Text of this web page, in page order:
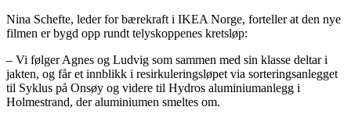
Nina Schefte, leder for bærekraft i IKEA Norge, forteller at den nye
filmen er bygd opp rundt telyskoppenes kretsløp:
– Vi følger Agnes og Ludvig som sammen med sin klasse deltar i
jakten, og får et innblikk i resirkuleringsløpet via sorteringsanlegget
til Syklus på Onsøy og videre til Hydros aluminiumanlegg i
Holmestrand, der aluminiumen smeltes om.